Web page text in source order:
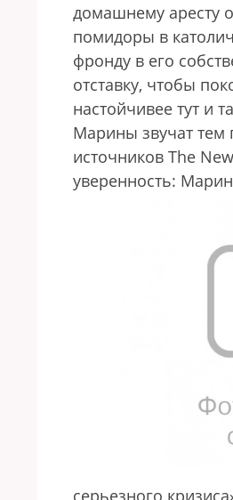
домашнему аресту
помидоры в
фронду в его
отставку, чтобы
настойчивее тут и
Марины звучат тем
источников The
уверенность:
серьезного